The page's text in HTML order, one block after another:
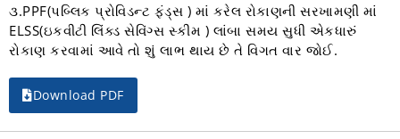
૩.PPF(પબ્લિક પ્રોવિડન્ટ ફંડ્સ ) માં કરેલ રોકાણની સરખામણી માં
ELSS(ઇકવીટી લિંક્ડ સેવિંગ્સ સ્કીમ ) લાંબા સમય સુધી એકધારું
રોકાણ કરવામાં આવે તો શું લાભ થાય છે તે વિગત વાર જોઈ.
Download PDF